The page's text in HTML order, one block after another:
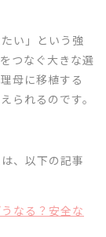
い」という強
つなぐ大きな選
母に移植する
られるのです。
、以下の記事
なる？安全な